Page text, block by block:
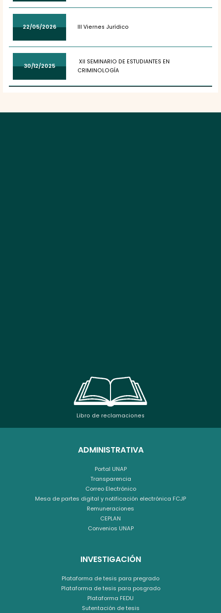
22/05/2026 III Viernes Jurídico
30/12/2025
XII SEMINARIO DE ESTUDIANTES EN
CRIMINOLOGÍA
Libro de reclamaciones
ADMINISTRATIVA
Portal UNAP
Transparencia
Correo Electrónico
Mesa de partes digital y notificación electrónica FCJP
Remuneraciones
CEPLAN
Convenios UNAP
INVESTIGACIÓN
Plataforma de tesis para pregrado
Plataforma de tesis para posgrado
Plataforma FEDU
Sutentación de tesis